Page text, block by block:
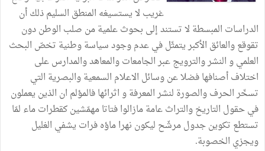
غريب لايستسيغه المنطق السليمذلكأن
الدراسات المبسطة لاتستندإلى بحوثعلميةمن صلب الوطندون
تقوقعوالعائق الأكبريتمثّلفيعدموجودسياسةوطنية تخصّ البحث
العلميوالنشروالترويجعبرالجامعاتوالمعاهدوالمدارسعلى
اختلافأصنافهافضلاعنوسائل الاعلام السمعيةوالبصرية التي
تسخّرالحرفوالصورة لنشرالمعرفةواثرائهافالمؤلم ان الذين يعملون
فيحقول التاريخوالتراثعامةمازالوافتاتامهمّشينكقطراتماء لمّا
تستطع تكوينجدولمرشّح ليكون نهراماؤهفرات يشفي الغليل
ويجزي الخصوبة.